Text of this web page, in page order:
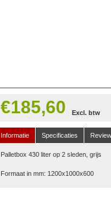
€185,60 Excl. btw
Informatie Specificaties
Palletbox 430 liter op 2 sleden, grijs
Formaat in mm: 1200x1000x600